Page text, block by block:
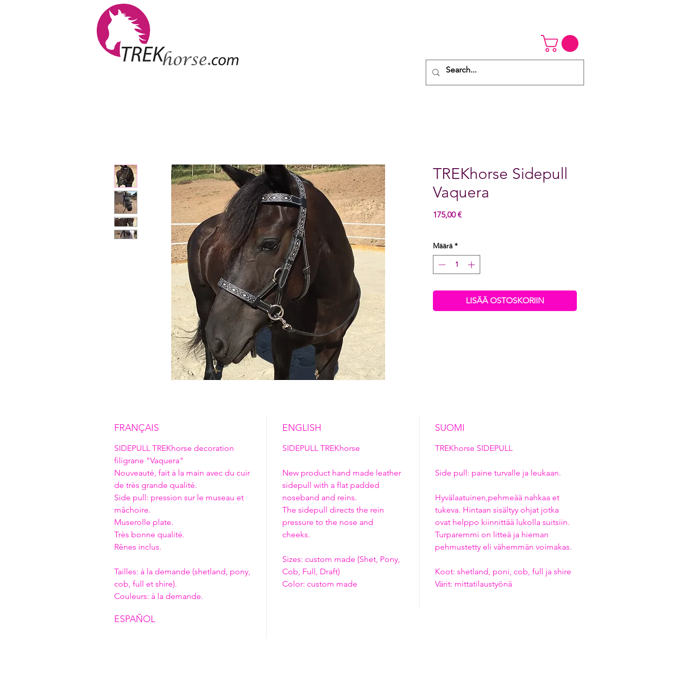
TREKhorse Sidepull
Vaquera
175,00 €Hinta
Määrä *
LISÄÄ OSTOSKORIIN
FRANÇAIS
SIDEPULL TREKhorse decoration
filigrane "Vaquera"
Nouveauté, fait à la main avec du cuir
de très grande qualité.
Side pull: pression sur le museau et
mâchoire.
Muserolle plate.
Très bonne qualité.
Rênes inclus.
Tailles: à la demande (shetland, pony,
cob, full et shire).
Couleurs: à la demande.
ENGLISH
SIDEPULL TREKhorse
New product hand made leather
sidepull with a flat padded
noseband and reins.
The sidepull directs the rein
pressure to the nose and
cheeks.
Sizes: custom made (Shet, Pony,
Cob, Full, Draft)
Color: custom made
SUOMI
TREKhorse SIDEPULL
Side pull: paine turvalle ja leukaan.
Hyvälaatuinen,pehmeää nahkaa et
tukeva. Hintaan sisältyy ohjat jotka
ovat helppo kiinnittää lukolla suitsiin.
Turparemmi on litteä ja hieman
pehmustetty eli vähemmän voimakas.
Koot: shetland, poni, cob, full ja shire
Värit: mittatilaustyönä
ESPAÑOL